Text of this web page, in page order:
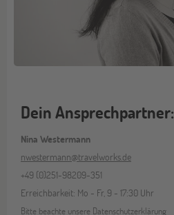
Dein Ansprechpartner:
Nina Westermann
nwestermann@travelworks.de
+49 (0)251-98209-351
Erreichbarkeit: Mo - Fr, 9 - 17:30 Uhr
Bitte beachte unsere Datenschutzerklärung